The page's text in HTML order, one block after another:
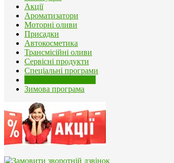
Акції
Ароматизатори
Моторні оливи
Присадки
Автокосметика
Трансмісійні оливи
Сервісні продукти
Спеціальні програми
Зимова програма